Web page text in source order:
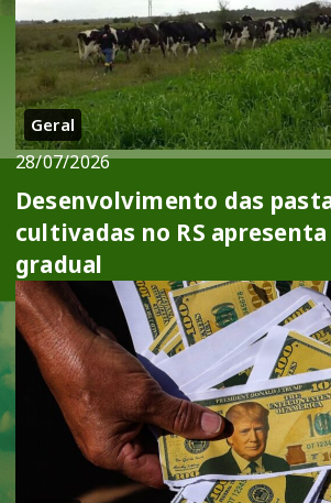
Geral
28/07/2026
Desenvolvimento das
cultivadas no RS
gradual